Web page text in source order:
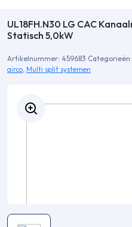
UL18FH.N30 LG CAC
Statisch 5,0kW
Artikelnummer: 459683 Categorieën:
airco, Multi split systemen